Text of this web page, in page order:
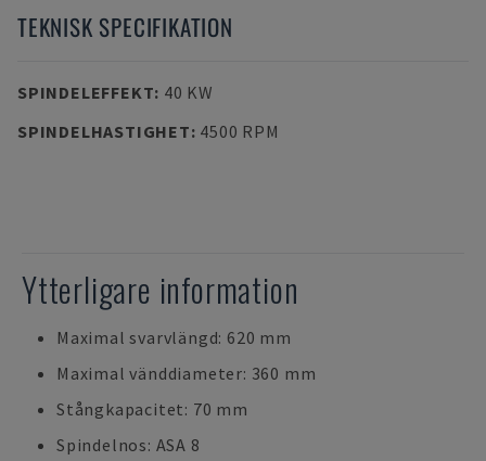
TEKNISK SPECIFIKATION
SPINDELEFFEKT: 40 KW
SPINDELHASTIGHET: 4500 RPM
Ytterligare information
Maximal svarvlängd: 620 mm
Maximal vänddiameter: 360 mm
Stångkapacitet: 70 mm
Spindelnos: ASA 8